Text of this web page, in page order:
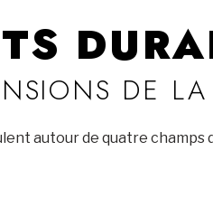
DE LA
autour de quatre champs